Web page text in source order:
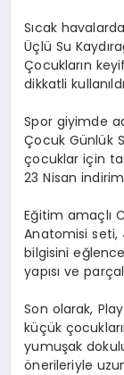
Sıcak
Üçlü Su
Çocukların
dikkatli
Spor giyimde
Çocuk Günlük
çocuklar için
23 Nisan
Eğitim amaçlı
Anatomisi
bilgisini
yapısı ve
Son olarak,
küçük
yumuşak
önerileriyle